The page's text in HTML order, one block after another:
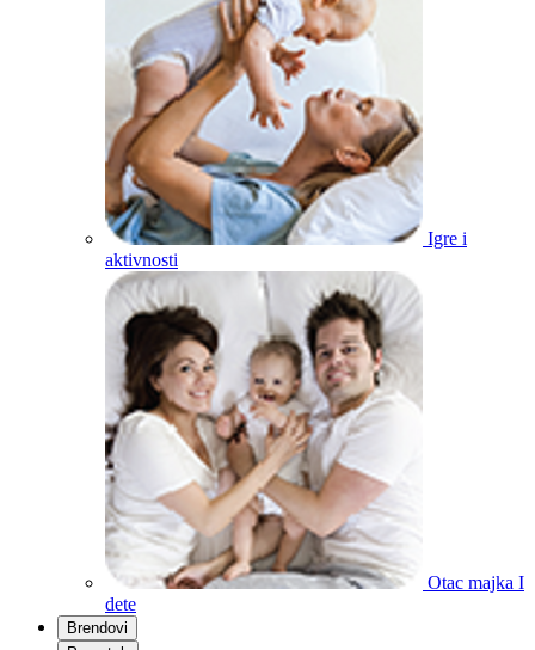
Igre i
aktivnosti
Otac majka I
dete
Brendovi